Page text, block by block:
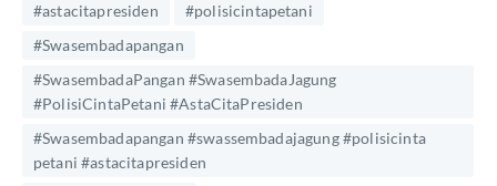
#astacitapresiden
#polisicintapetani
#Swasembadapangan
#SwasembadaPangan #SwasembadaJagung
#PolisiCintaPetani #AstaCitaPresiden
#Swasembadapangan #swassembadajagung #polisicinta
petani #astacitapresiden